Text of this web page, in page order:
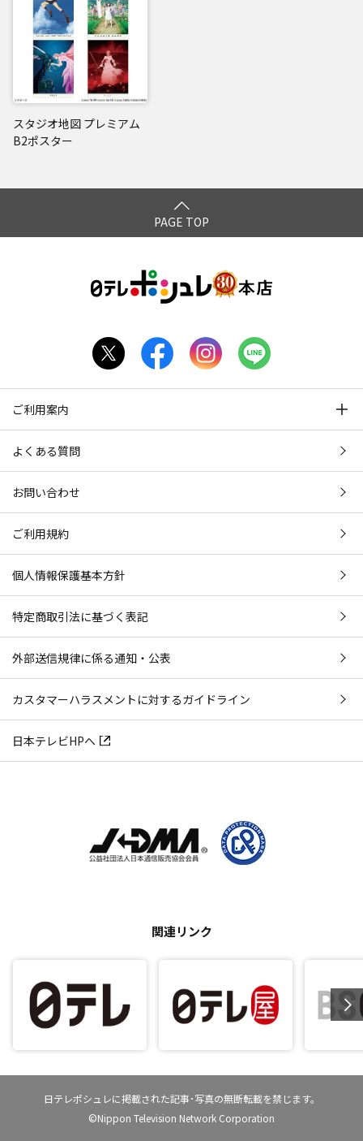
スタジオ地図 プレミアム
B2ポスター
PAGE TOP
ご利用案内
よくある質問
お問い合わせ
ご利用規約
個人情報保護基本方針
特定商取引法に基づく表記
外部送信規律に係る通知・公表
カスタマーハラスメントに対するガイドライン
日本テレビHPへ
関連リンク
日テレポシュレに掲載された記事･写真の無断転載を禁じます。
©Nippon Television Network Corporation